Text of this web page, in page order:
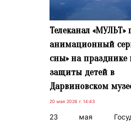
Телеканал «МУЛЬТ»
анимационный
сны» на
защиты детей в
Дарвиновском
20 мая 2026 г. 14:43
23 мая